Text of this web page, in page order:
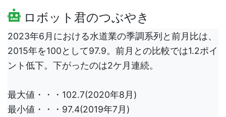
ロボット君のつぶやき
2023年6月における水道業の季調系列と前月比は、
2015年を100として97.9。前月との比較では1.2ポイ
ント低下。下がったのは2ケ月連続。
最大値・・・102.7(2020年8月)
最小値・・・97.4(2019年7月)